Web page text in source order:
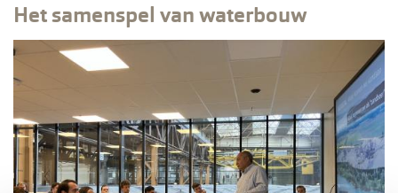
Het samenspel van waterbouw